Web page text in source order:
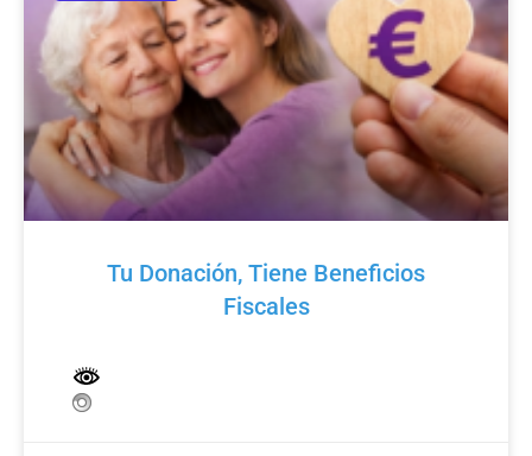
Tu Donación, Tiene Beneficios
Fiscales